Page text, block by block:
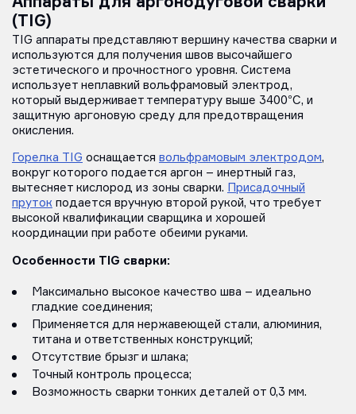
(TIG)
TIG аппараты представляют вершину качества сварки и
используются для получения швов высочайшего
эстетического и прочностного уровня. Система
использует неплавкий вольфрамовый электрод,
который выдерживает температуру выше 3400°C, и
защитную аргоновую среду для предотвращения
окисления.
Горелка TIG оснащается вольфрамовым электродом,
вокруг которого подается аргон – инертный газ,
вытесняет кислород из зоны сварки. Присадочный
пруток подается вручную второй рукой, что требует
высокой квалификации сварщика и хорошей
координации при работе обеими руками.
Особенности TIG сварки:
Максимально высокое качество шва – идеально
гладкие соединения;
Применяется для нержавеющей стали, алюминия,
титана и ответственных конструкций;
Отсутствие брызг и шлака;
Точный контроль процесса;
Возможность сварки тонких деталей от 0,3 мм.